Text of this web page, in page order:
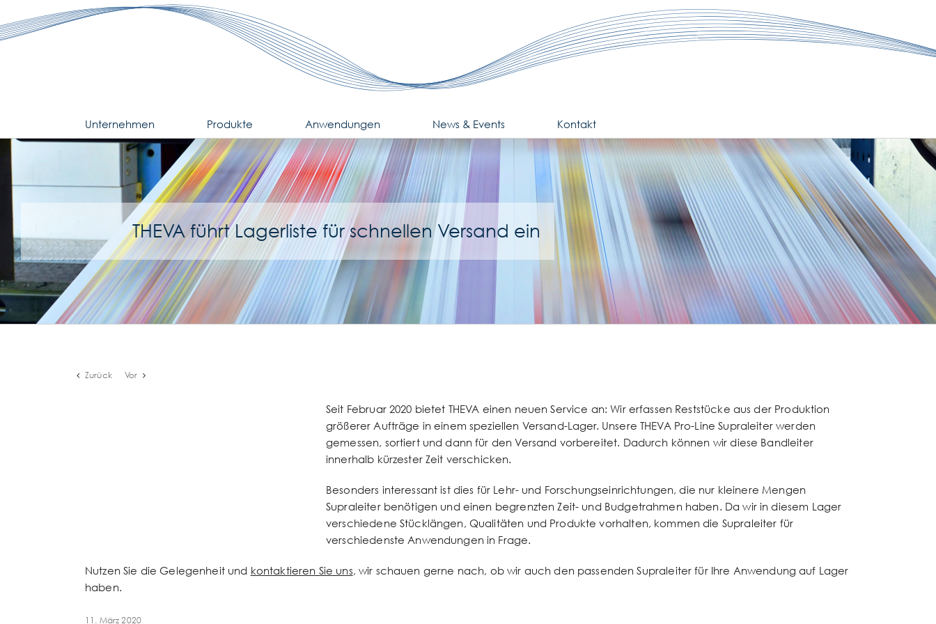
Inhalt
springen
Unternehmen Produkte Anwendungen News & Events Kontakt
THEVA führt Lagerliste für schnellen Versand ein
Zurück Vor
Seit Februar 2020 bietet THEVA einen neuen Service an: Wir erfassen Reststücke aus der Produktion
größerer Aufträge in einem speziellen Versand-Lager. Unsere THEVA Pro-Line Supraleiter werden
gemessen, sortiert und dann für den Versand vorbereitet. Dadurch können wir diese Bandleiter
innerhalb kürzester Zeit verschicken.
Besonders interessant ist dies für Lehr- und Forschungseinrichtungen, die nur kleinere Mengen
Supraleiter benötigen und einen begrenzten Zeit- und Budgetrahmen haben. Da wir in diesem Lager
verschiedene Stücklängen, Qualitäten und Produkte vorhalten, kommen die Supraleiter für
verschiedenste Anwendungen in Frage.
Nutzen Sie die Gelegenheit und kontaktieren Sie uns, wir schauen gerne nach, ob wir auch den passenden Supraleiter für Ihre Anwendung auf Lager
haben.
11. März 2020